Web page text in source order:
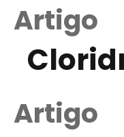
Artigo
Artigo